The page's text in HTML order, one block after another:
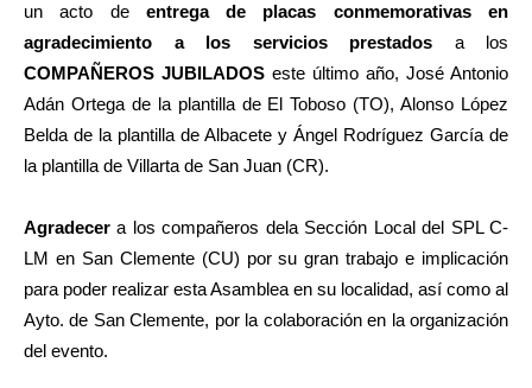
un acto de entrega de placas conmemorativas
en
agradecimiento a los servicios prestados a los
COMPAÑEROS JUBILADOS este último año, José Antonio
Adán Ortega de la plantilla de El Toboso (TO), Alonso López
Belda de la plantilla de Albacete y Ángel Rodríguez García de
la plantilla de Villarta de San Juan (CR).
Agradecera los compañeros dela Sección Local del SPL C-
LM en San Clemente (CU) por su gran trabajo e implicación
para poder realizar esta Asamblea en su localidad, así como al
Ayto. de San Clemente, por la colaboración en la organización
del evento.